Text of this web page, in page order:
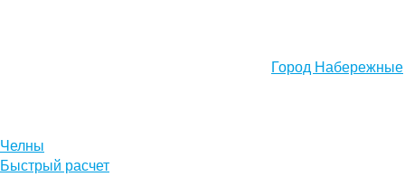
Город Набережные
Челны
Быстрый расчет